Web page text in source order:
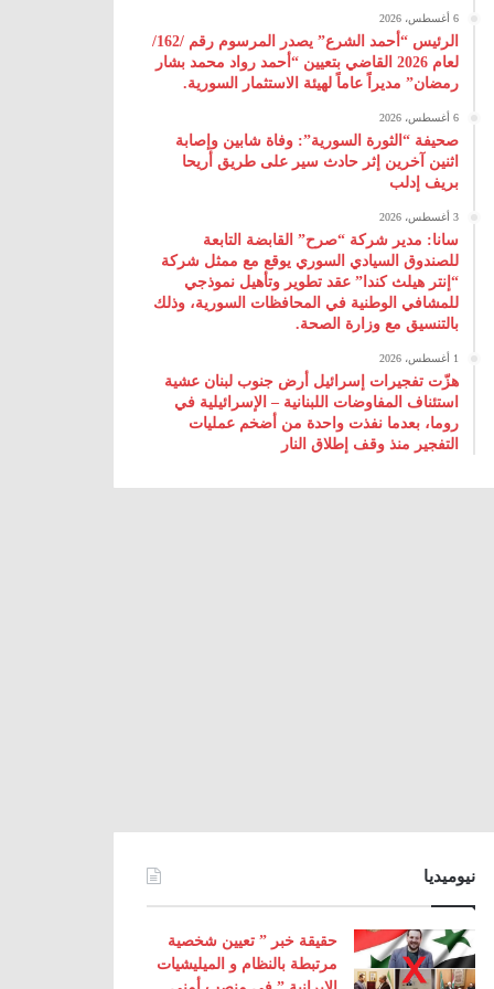
6 أغسطس، 2026
الرئيس “أحمد الشرع” يصدر المرسوم رقم /162/
لعام 2026 ‌القاضي بتعيين “أحمد رواد محمد بشار
رمضان” مديراً عاماً لهيئة ‌الاستثمار السورية.
6 أغسطس، 2026
صحيفة “الثورة السورية”: وفاة شابين وإصابة
اثنين آخرين إثر حادث سير على طريق أريحا
بريف إدلب
3 أغسطس، 2026
سانا: مدير شركة “صرح” القابضة التابعة
للصندوق السيادي السوري يوقع مع ممثل شركة
“إنتر هيلث كندا” عقد تطوير وتأهيل نموذجي
للمشافي الوطنية في المحافظات السورية، وذلك
بالتنسيق مع وزارة الصحة.
1 أغسطس، 2026
هزّت تفجيرات إسرائيل أرض جنوب لبنان عشية
استئناف المفاوضات اللبنانية – الإسرائيلية في
روما، بعدما نفذت واحدة من أضخم عمليات
التفجير منذ وقف إطلاق النار
نيوميديا
حقيقة خبر ” تعيين شخصية
مرتبطة بالنظام و الميليشيات